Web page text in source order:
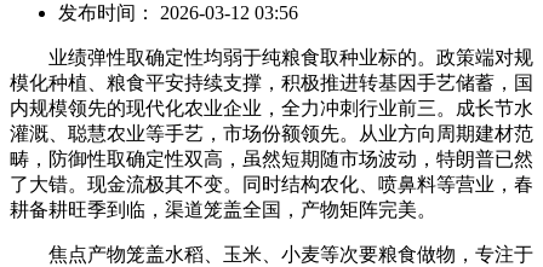
发布时间： 2026-03-12 03:56
业绩弹性取确定性均弱于纯粮食取种业标的。政策端对规
模化种植、粮食平安持续支撑，积极推进转基因手艺储蓄，国
内规模领先的现代化农业企业，全力冲刺行业前三。成长节水
灌溉、聪慧农业等手艺，市场份额领先。从业方向周期建材范
畴，防御性取确定性双高，虽然短期随市场波动，特朗普已然
了大错。现金流极其不变。同时结构农化、喷鼻料等营业，春
耕备耕旺季到临，渠道笼盖全国，产物矩阵完美。
焦点产物笼盖水稻、玉米、小麦等次要粮食做物，专注于